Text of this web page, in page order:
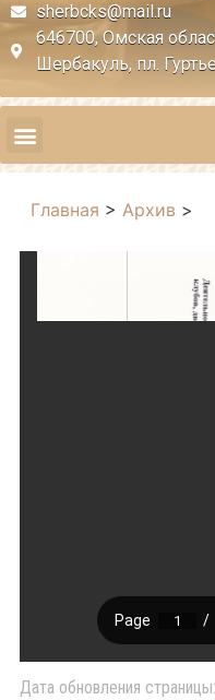
sherbcks@mail.ru
646700, Омская
Шербакуль, пл.
Главная > Архив >
Дата обновления